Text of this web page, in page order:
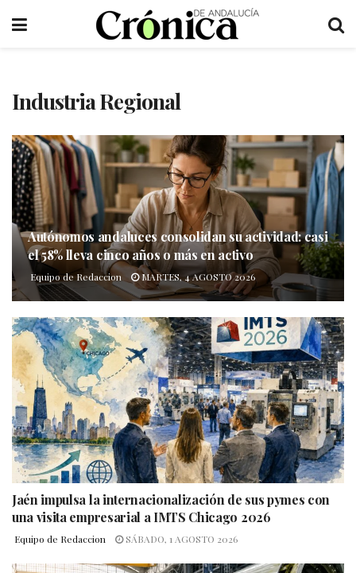
Industria Regional
Autónomos andaluces consolidan su actividad: casi
el 58% lleva cinco años o más en activo
Equipo de Redaccion MARTES, 4 AGOSTO 2026
Jaén impulsa la internacionalización de sus pymes con
una visita empresarial a IMTS Chicago 2026
Equipo de Redaccion SÁBADO, 1 AGOSTO 2026